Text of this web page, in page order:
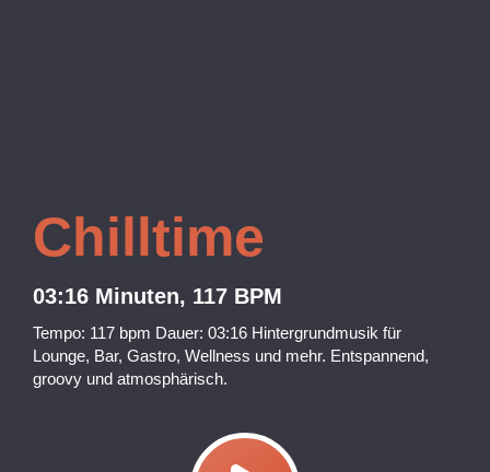
Chilltime
03:16 Minuten, 117 BPM
Tempo: 117 bpm Dauer: 03:16 Hintergrundmusik für
Lounge, Bar, Gastro, Wellness und mehr. Entspannend,
groovy und atmosphärisch.